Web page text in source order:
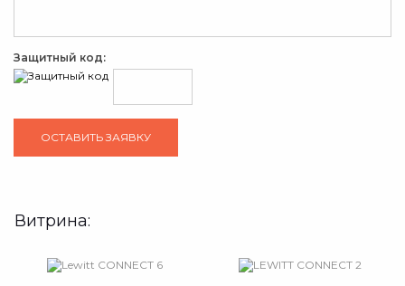
Защитный код:
Витрина: